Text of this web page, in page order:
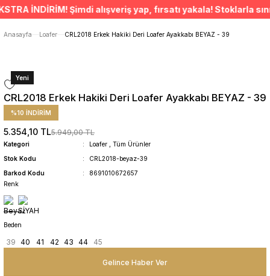
ÜCRETSİZ TESLİMAT İMKANI
SÜRDÜRÜLEBİLİR ÜRÜNLER
Anasayfa
Loafer CRL2018 Erkek Hakiki Deri Loafer Ayakkabı BEYAZ - 39
Yeni
CRL2018 Erkek Hakiki Deri Loafer Ayakkabı BEYAZ - 39
%10 İNDİRİM
5.354,10 TL5.949,00 TL
Kategori Loafer
Tüm Ürünler
Stok Kodu
CRL2018-beyaz-39
Barkod Kodu
8691010672657
Renk
Beden
39 40 41 42 43 44 45
Gelince Haber Ver
İNDİRİM! Şimdi alışveriş yap, fırsatı yakala! Stoklarla